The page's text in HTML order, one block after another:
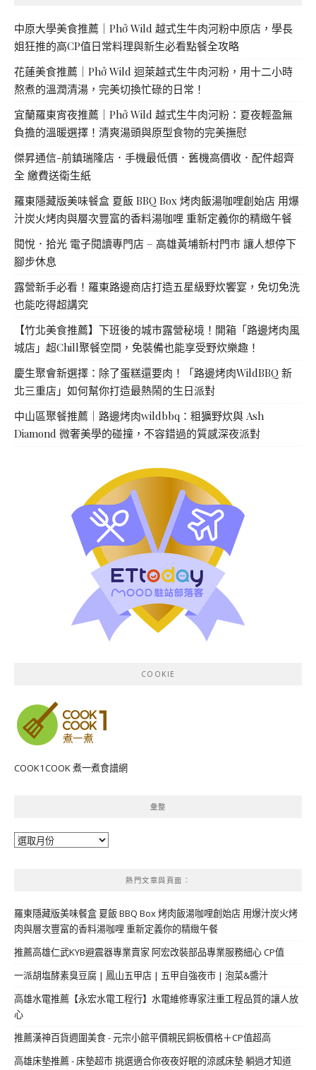
中原大學美食推薦｜Phở Wild 越式生牛肉河粉中原店，學長
姐狂推的高CP值日常料理與新生必看點餐全攻略
花蓮美食推薦｜Phở Wild 迴萊越式生牛肉河粉，用十二小時
熬煮的溫潤清湯，完美切換忙碌的日常！
宜蘭羅東宵夜推薦｜Phở Wild 越式生牛肉河粉：夏夜輕盈無
負擔的溫暖選擇！清爽湯頭與原型食物的完美撫慰
傑昇通信-前鎮瑞隆店．手機最低價．舊機高價收．配件超齊
全 繳費送衛生紙
羅東隱藏版美味餐盒 夏飯 BBQ Box 烤肉飯湯咖哩創始店 用爆
汁炭火烤肉與層次豐富的香料湯咖哩 重新定義你的精緻午餐
閱悅．拾光 電子閱讀專門店 – 高雄黃埔新村門市 讓人想停下
腳步休息
露營新手必看！羅東路邊商店打造五星級野炊饗宴，免切免洗
也能吃得超講究
【竹北美食推薦】下班後的城市露營秘境！開箱「路邊烤肉風
城店」超Chill聚餐空間，免裝備也能享受野炊樂趣！
慶生聚會新選擇：除了蛋糕還要肉！「路邊烤肉WildBBQ 新
北三重店」如何幫你打造最熱鬧的生日派對
中山區聚餐推薦｜路邊烤肉wildbbq：粗獷野炊與 Ash
Diamond 微奢美學的碰撞，不容錯過的質感深夜派對
COOKIE
COOK1COOK 煮一煮食譜網
彙整
彙
熱門文章與頁面︰
羅東隱藏版美味餐盒 夏飯 BBQ Box 烤肉飯湯咖哩創始店 用爆汁炭火烤
肉與層次豐富的香料湯咖哩 重新定義你的精緻午餐
推薦高雄仁武KYB避震器專業賣家 阿宏改裝部品專業服務細心 CP值
一派胡塩酵素臭豆腐 | 鳳山五甲店 | 五甲自強夜市 | 泡菜&醬汁
高雄水電推薦【永宏水電工程行】水電維修專家注重工程品質的讓人放
心
推薦漢神百貨週圍美食 - 元宗小館平價親民銅板價格＋CP值超高
高雄床墊推薦 - 床墊超市 挑選適合你夜夜好眠的涼感床墊 躺過才知道